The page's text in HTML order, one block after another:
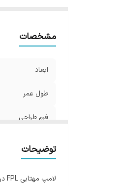
مشخصات
ابعاد
طول عمر
فرم طراحی
توضیحات
لامپ مهتابی FPL درجه یک مناسب مهتابی های دوقلو